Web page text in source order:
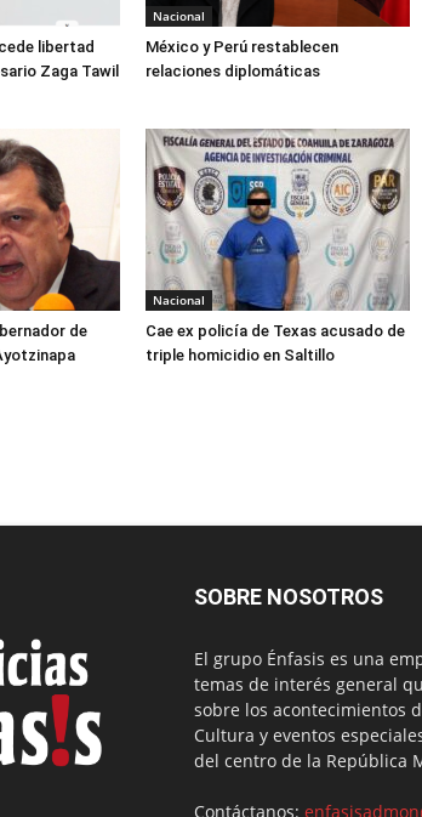
libertad
Zaga Tawil
Nacional
México y Perú restablecen
relaciones diplomáticas
de
Nacional
Cae ex policía de Texas acusado de
triple homicidio en Saltillo
SOBRE NOSOTROS
El grupo Énfasis es una
temas de interés general
sobre los acontecimientos
Cultura y eventos
del centro de la República
Contáctanos: